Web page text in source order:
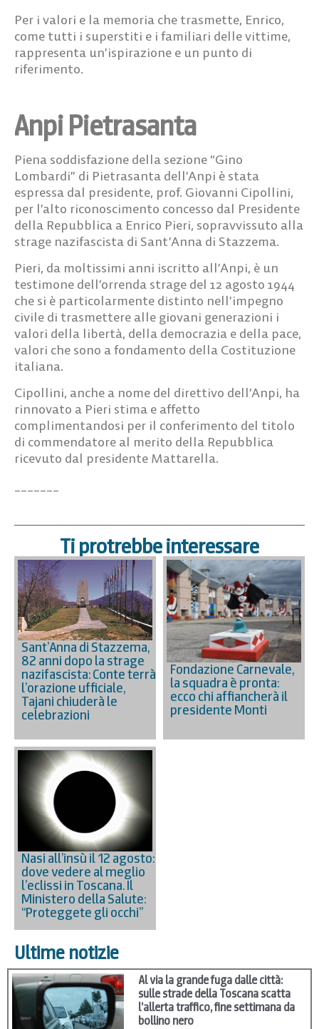
Per i valori e la memoria che trasmette, Enrico,
come tutti i superstiti e i familiari delle vittime,
rappresenta un’ispirazione e un punto di
riferimento.
Anpi Pietrasanta
Piena soddisfazione della sezione “Gino
Lombardi” di Pietrasanta dell’Anpi è stata
espressa dal presidente, prof. Giovanni Cipollini,
per l’alto riconoscimento concesso dal Presidente
della Repubblica a Enrico Pieri, sopravvissuto alla
strage nazifascista di Sant’Anna di Stazzema.
Pieri, da moltissimi anni iscritto all’Anpi, è un
testimone dell’orrenda strage del 12 agosto 1944
che si è particolarmente distinto nell’impegno
civile di trasmettere alle giovani generazioni i
valori della libertà, della democrazia e della pace,
valori che sono a fondamento della Costituzione
italiana.
Cipollini, anche a nome del direttivo dell’Anpi, ha
rinnovato a Pieri stima e affetto
complimentandosi per il conferimento del titolo
di commendatore al merito della Repubblica
ricevuto dal presidente Mattarella.
Ti protrebbe interessare
Sant’Anna di Stazzema,
82 anni dopo la strage
nazifascista: Conte terrà
l’orazione ufficiale,
Tajani chiuderà le
celebrazioni
Fondazione Carnevale,
la squadra è pronta:
ecco chi affiancherà il
presidente Monti
Nasi all’insù il 12 agosto:
dove vedere al meglio
l’eclissi in Toscana. Il
Ministero della Salute:
“Proteggete gli occhi”
Ultime notizie
Al via la grande fuga dalle città:
sulle strade della Toscana scatta
l’allerta traffico, fine settimana da
bollino nero